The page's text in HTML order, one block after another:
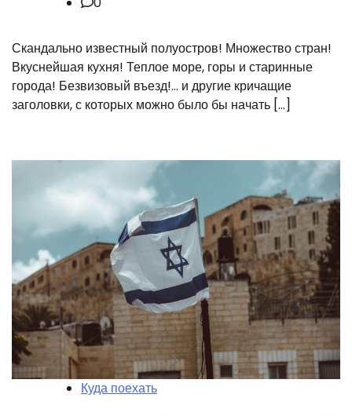
Скандально известный полуостров! Множество стран!
Вкуснейшая кухня! Теплое море, горы и старинные
города! Безвизовый въезд!… и другие кричащие
заголовки, с которых можно было бы начать […]
Куда поехать